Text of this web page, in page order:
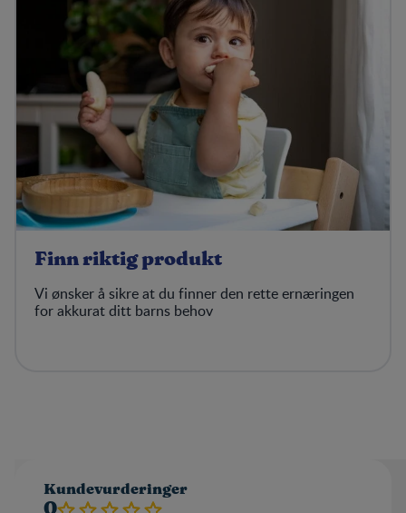
Finn riktig produkt
Vi ønsker å sikre at du finner den rette ernæringen
for akkurat ditt barns behov
Kundevurderinger